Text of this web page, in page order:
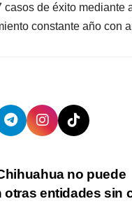
casos de éxito
constante año con
no puede
otras entidades sin